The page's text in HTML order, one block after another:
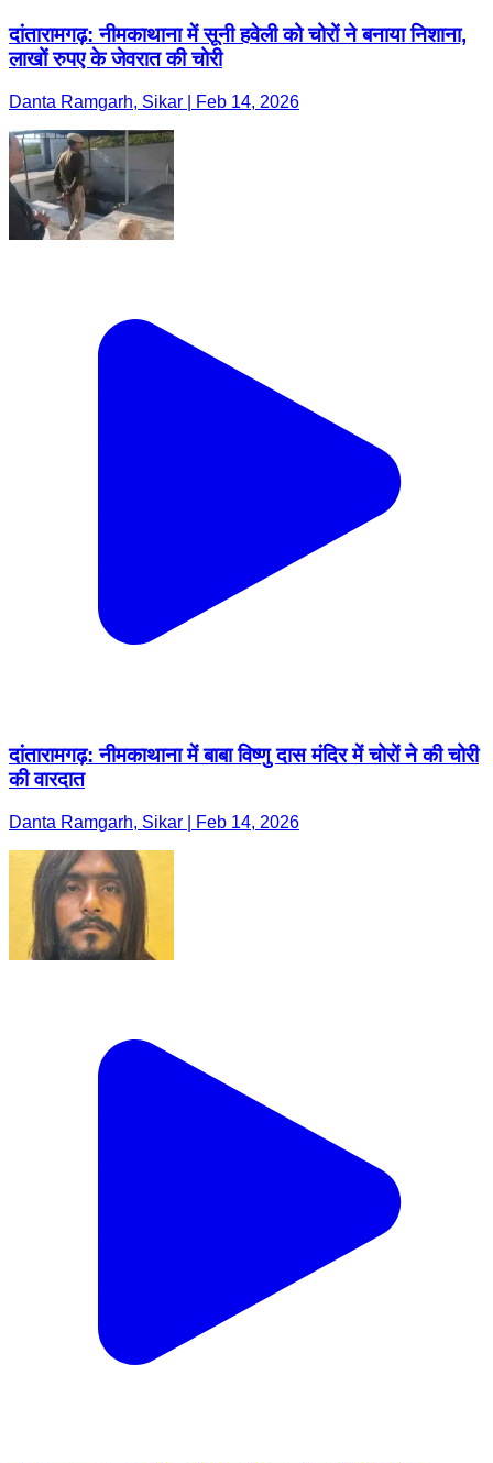
दांतारामगढ़: नीमकाथाना में सूनी हवेली को चोरों ने बनाया निशाना,
लाखों रुपए के जेवरात की चोरी
Danta Ramgarh, Sikar | Feb 14, 2026
दांतारामगढ़: नीमकाथाना में बाबा विष्णु दास मंदिर में चोरों ने की चोरी
की वारदात
Danta Ramgarh, Sikar | Feb 14, 2026